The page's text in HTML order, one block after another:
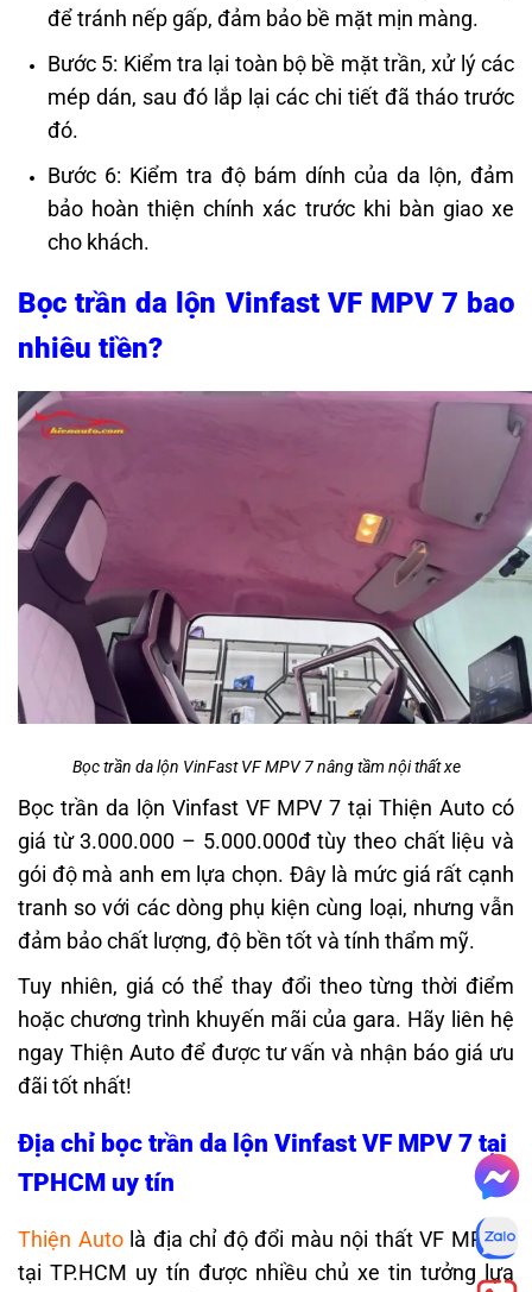
để tránh nếp gấp, đảm bảo bề mặt mịn màng.
Bước 5: Kiểm tra lại toàn bộ bề mặt trần, xử lý các
mép dán, sau đó lắp lại các chi tiết đã tháo trước
đó.
Bước 6: Kiểm tra độ bám dính của da lộn, đảm
bảo hoàn thiện chính xác trước khi bàn giao xe
cho khách.
Bọc trần da lộn Vinfast VF MPV 7 bao
nhiêu tiền?
Bọc trần da lộn VinFast VF MPV 7 nâng tầm nội thất xe
Bọc trần da lộn Vinfast VF MPV 7 tại Thiện Auto có
giá từ 3.000.000 – 5.000.000đ tùy theo chất liệu và
gói độ mà anh em lựa chọn. Đây là mức giá rất cạnh
tranh so với các dòng phụ kiện cùng loại, nhưng vẫn
đảm bảo chất lượng, độ bền tốt và tính thẩm mỹ.
Tuy nhiên, giá có thể thay đổi theo từng thời điểm
hoặc chương trình khuyến mãi của gara. Hãy liên hệ
ngay Thiện Auto để được tư vấn và nhận báo giá ưu
đãi tốt nhất!
Địa chỉ bọc trần da lộn Vinfast VF MPV 7 tại
TPHCM uy tín
Thiện Autolà địa chỉ độ đổi màu nội thất VF MPV 7
tại TP.HCM uy tín được nhiều chủ xe tin tưởng lựa